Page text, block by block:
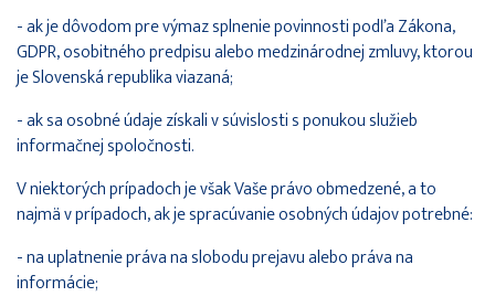
- ak je dôvodom pre výmaz splnenie povinnosti podľa Zákona,
GDPR, osobitného predpisu alebo medzinárodnej zmluvy, ktorou
je Slovenská republika viazaná;
- ak sa osobné údaje získali v súvislosti s ponukou služieb
informačnej spoločnosti.
V niektorých prípadoch je však Vaše právo obmedzené, a to
najmä v prípadoch, ak je spracúvanie osobných údajov potrebné:
- na uplatnenie práva na slobodu prejavu alebo práva na
informácie;